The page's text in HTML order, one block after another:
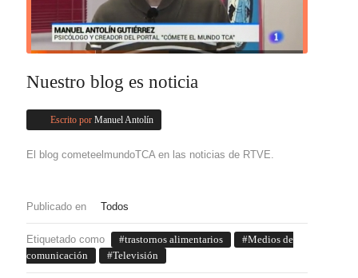
Nuestro blog es noticia
Escrito por Manuel Antolín
El blog cometeelmundoTCA en las noticias de RTVE.
Publicado en Todos
Etiquetado como trastornos alimentarios
Medios de
comunicación
Televisión